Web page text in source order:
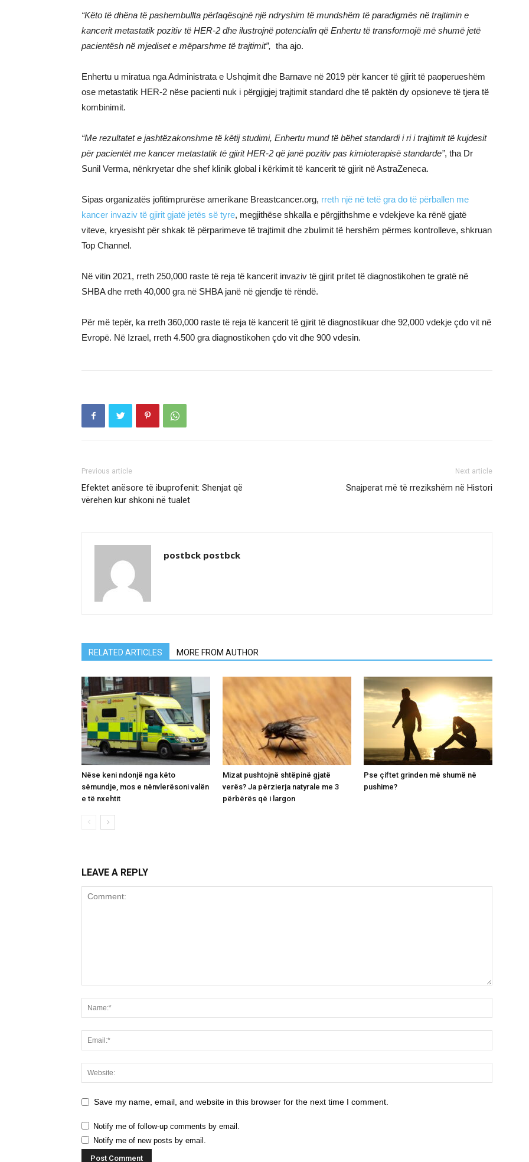
“Këto të dhëna të pashembullta përfaqësojnë një ndryshim të mundshëm të paradigmës në trajtimin e
kancerit metastatik pozitiv të HER-2 dhe ilustrojnë potencialin që Enhertu të transformojë më shumë jetë
pacientësh në mjediset e mëparshme të trajtimit”, tha ajo.
Enhertu u miratua nga Administrata e Ushqimit dhe Barnave në 2019 për kancer të gjirit të paoperueshëm
ose metastatik HER-2 nëse pacienti nuk i përgjigjej trajtimit standard dhe të paktën dy opsioneve të tjera të
kombinimit.
“Me rezultatet e jashtëzakonshme të këtij studimi, Enhertu mund të bëhet standardi i ri i trajtimit të kujdesit
për pacientët me kancer metastatik të gjirit HER-2 që janë pozitiv pas kimioterapisë standarde”, tha Dr
Sunil Verma, nënkryetar dhe shef klinik global i kërkimit të kancerit të gjirit në AstraZeneca.
Sipas organizatës jofitimprurëse amerikane Breastcancer.org, rreth një në tetë gra do të përballen me
kancer invaziv të gjirit gjatë jetës së tyre, megjithëse shkalla e përgjithshme e vdekjeve ka rënë gjatë
viteve, kryesisht për shkak të përparimeve të trajtimit dhe zbulimit të hershëm përmes kontrolleve, shkruan
Top Channel.
Në vitin 2021, rreth 250,000 raste të reja të kancerit invaziv të gjirit pritet të diagnostikohen te gratë në
SHBA dhe rreth 40,000 gra në SHBA janë në gjendje të rëndë.
Për më tepër, ka rreth 360,000 raste të reja të kancerit të gjirit të diagnostikuar dhe 92,000 vdekje çdo vit në
Evropë. Në Izrael, rreth 4.500 gra diagnostikohen çdo vit dhe 900 vdesin.
Previous article
Efektet anësore të ibuprofenit: Shenjat që
vërehen kur shkoni në tualet
Next article
Snajperat më të rrezikshëm në Histori
postbck postbck
RELATED ARTICLES MORE FROM AUTHOR
Nëse keni ndonjë nga këto
sëmundje, mos e nënvlerësoni valën
e të nxehtit
Mizat pushtojnë shtëpinë gjatë
verës? Ja përzierja natyrale me 3
përbërës që i largon
Pse çiftet grinden më shumë në
pushime?
LEAVE A REPLY
Save my name, email, and website in this browser for the next time I comment.
Notify me of follow-up comments by email.
Notify me of new posts by email.